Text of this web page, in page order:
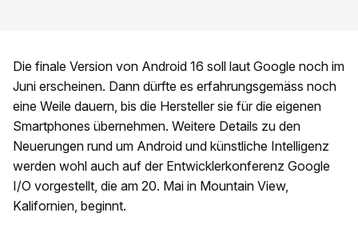
Die finale Version von Android 16 soll laut Google noch im
Juni erscheinen. Dann dürfte es erfahrungsgemäss noch
eine Weile dauern, bis die Hersteller sie für die eigenen
Smartphones übernehmen. Weitere Details zu den
Neuerungen rund um Android und künstliche Intelligenz
werden wohl auch auf der Entwicklerkonferenz Google
I/O vorgestellt, die am 20. Mai in Mountain View,
Kalifornien, beginnt.